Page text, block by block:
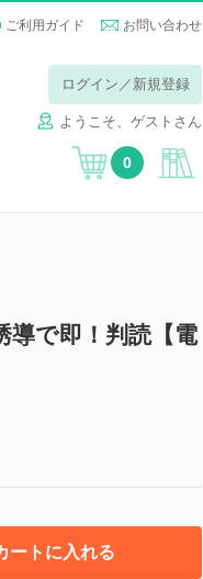
ご利用ガイド お問い合わせ
ログイン／新規登録
ようこそ、ゲストさん
0
で即！判読【電
ートに入れる